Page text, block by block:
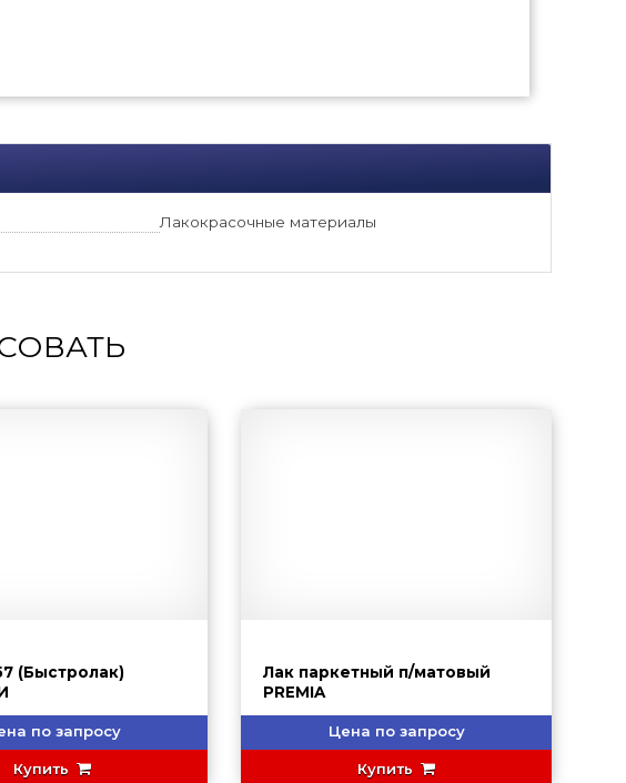
Лакокрасочные материалы
(Быстролак)
по запросу
Купить
Лак паркетный п/матовый
PREMIA
Цена по запросу
Купить